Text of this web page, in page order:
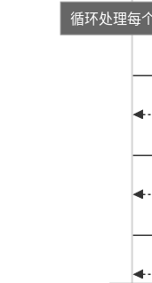
循环处理每